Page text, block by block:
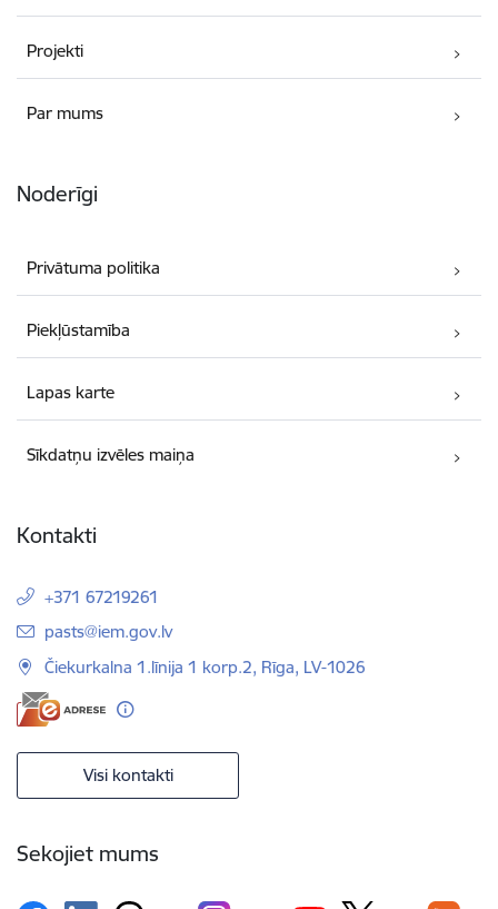
Projekti
Par mums
Noderīgi
Privātuma politika
Piekļūstamība
Lapas karte
Sīkdatņu izvēles maiņa
Kontakti
+371 67219261
E-pasts:
pasts@iem.gov.lv
Čiekurkalna 1.līnija 1 korp.2, Rīga, LV-1026
Visi kontakti
Sekojiet mums